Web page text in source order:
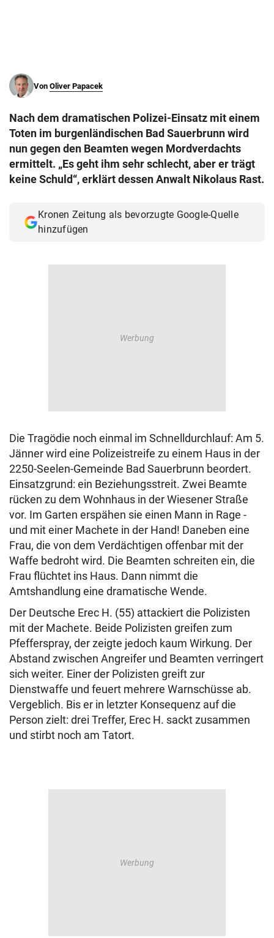
Von Oliver Papacek
Nach dem dramatischen Polizei-Einsatz mit einem
Toten im burgenländischen Bad Sauerbrunn wird
nun gegen den Beamten wegen Mordverdachts
ermittelt. „Es geht ihm sehr schlecht, aber er trägt
keine Schuld“, erklärt dessen Anwalt Nikolaus Rast.
Kronen Zeitung als bevorzugte Google-Quelle
hinzufügen
Die Tragödie noch einmal im Schnelldurchlauf: Am 5.
Jänner wird eine Polizeistreife zu einem Haus in der
2250-Seelen-Gemeinde Bad Sauerbrunn beordert.
Einsatzgrund: ein Beziehungsstreit. Zwei Beamte
rücken zu dem Wohnhaus in der Wiesener Straße
vor. Im Garten erspähen sie einen Mann in Rage -
und mit einer Machete in der Hand! Daneben eine
Frau, die von dem Verdächtigen offenbar mit der
Waffe bedroht wird. Die Beamten schreiten ein, die
Frau flüchtet ins Haus. Dann nimmt die
Amtshandlung eine dramatische Wende.
Der Deutsche Erec H. (55) attackiert die Polizisten
mit der Machete. Beide Polizisten greifen zum
Pfefferspray, der zeigte jedoch kaum Wirkung. Der
Abstand zwischen Angreifer und Beamten verringert
sich weiter. Einer der Polizisten greift zur
Dienstwaffe und feuert mehrere Warnschüsse ab.
Vergeblich. Bis er in letzter Konsequenz auf die
Person zielt: drei Treffer, Erec H. sackt zusammen
und stirbt noch am Tatort.